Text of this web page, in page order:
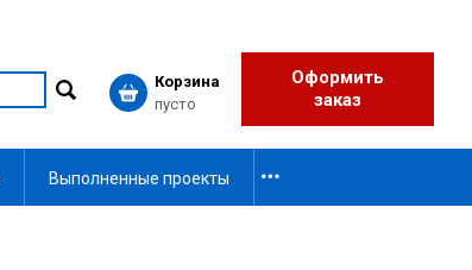
Корзина
пусто
Оформить
заказ
Выполненные проекты